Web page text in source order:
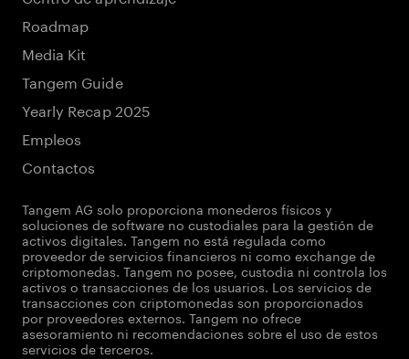
Roadmap
Media Kit
Tangem Guide
Yearly Recap 2025
Empleos
Contactos
Tangem AG solo proporciona monederos físicos y
soluciones de software no custodiales para la gestión de
activos digitales. Tangem no está regulada como
proveedor de servicios financieros ni como exchange de
criptomonedas. Tangem no posee, custodia ni controla los
activos o transacciones de los usuarios. Los servicios de
transacciones con criptomonedas son proporcionados
por proveedores externos. Tangem no ofrece
asesoramiento ni recomendaciones sobre el uso de estos
servicios de terceros.